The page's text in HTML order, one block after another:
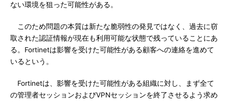
ない環境を狙った可能性がある。
このため問題の本質は新たな脆弱性の発見ではなく、過去に窃
取された認証情報が現在も利用可能な状態で残っていることにあ
る。Fortinetは影響を受けた可能性がある顧客への連絡を進めて
いるという。
Fortinetは、影響を受けた可能性がある組織に対し、まず全て
の管理者セッションおよびVPNセッションを終了させるよう求め